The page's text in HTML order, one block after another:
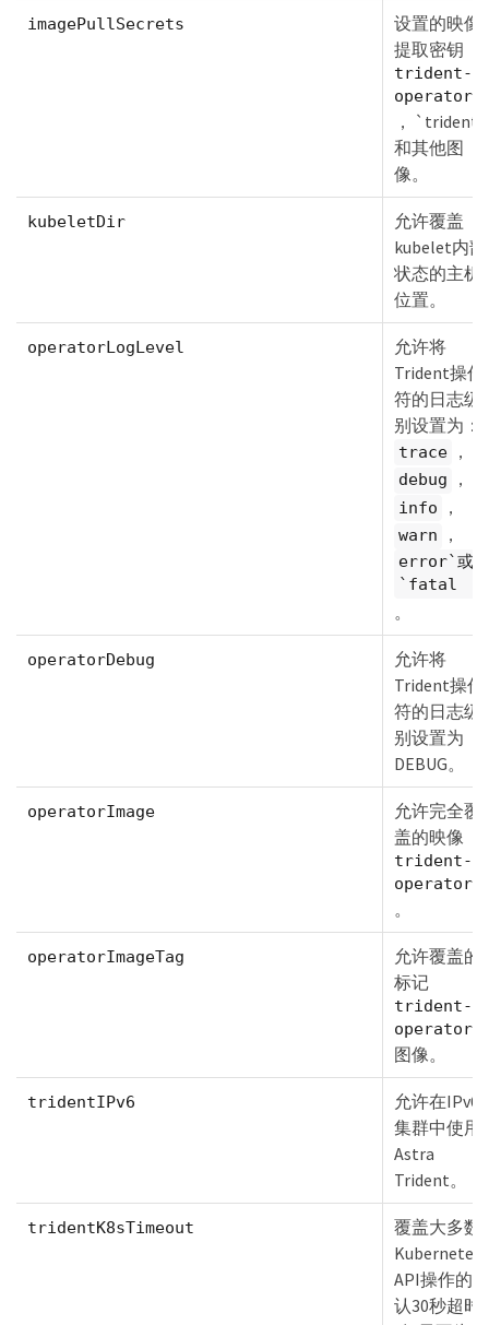
imagePullSecrets
设置的映像
提取密钥
trident-
operator
， `trident`
和其他图
像。
kubeletDir
允许覆盖
kubelet内部
状态的主机
位置。
operatorLogLevel
允许将
Trident操作
符的日志级
别设置为：
trace ，
debug ，
info ，
warn ，
error`或
`fatal
。
operatorDebug
允许将
Trident操作
符的日志级
别设置为
DEBUG。
operatorImage
允许完全覆
盖的映像
trident-
operator
。
operatorImageTag
允许覆盖的
标记
trident-
operator
图像。
tridentIPv6
允许在IPv6
集群中使用
Astra
Trident。
tridentK8sTimeout
覆盖大多数
Kubernetes
API操作的默
认30秒超时